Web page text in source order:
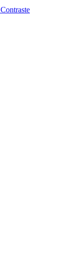
Contraste